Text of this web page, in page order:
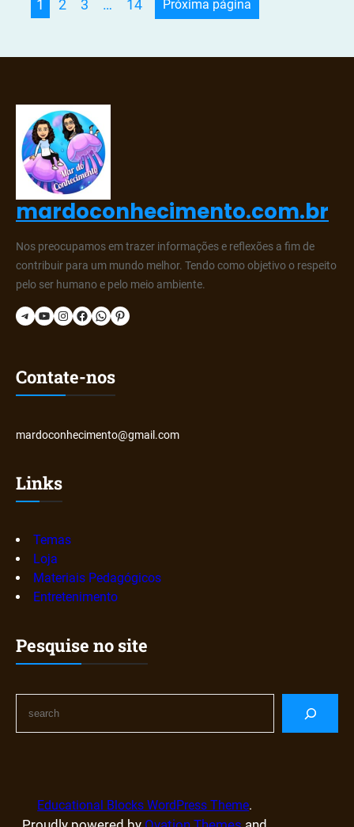
rotação
translação
1 2 3 … 14 Próxima página
mardoconhecimento.com.br
Nos preocupamos em trazer informações e reflexões a fim de
contribuir para um mundo melhor. Tendo como objetivo o respeito
pelo ser humano e pelo meio ambiente.
Telegram YouTube Instagram Facebook WhatsApp Pinterest
Contate-nos
mardoconhecimento@gmail.com
Links
Temas
Loja
Materiais Pedagógicos
Entretenimento
Pesquise no site
Educational Blocks WordPress Theme.